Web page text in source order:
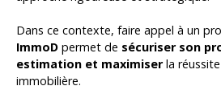
Dans ce contexte, faire appel à un
ImmoD permet de sécuriser son
estimation et maximiserla
immobilière.